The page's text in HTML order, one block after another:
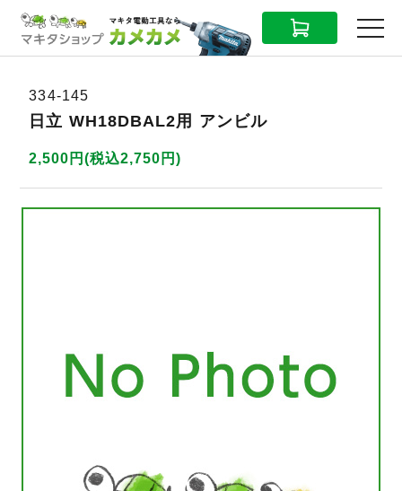
CART MENU
334-145
日立 WH18DBAL2用 アンビル
2,500円(税込2,750円)